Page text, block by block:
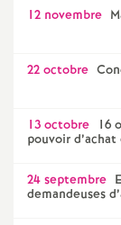
12 novembre
22 octobre
13 octobre 16
pouvoir
24 septembre
demandeuses